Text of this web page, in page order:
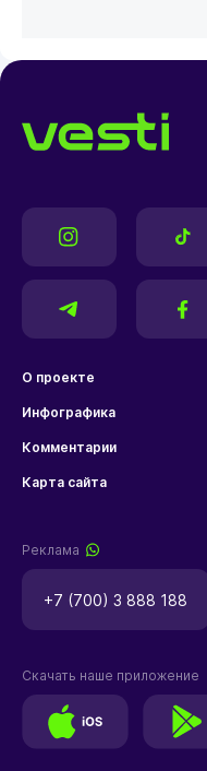
О проекте
Инфографика
Комментарии
Карта сайта
Реклама
+7 (700) 3 888 188
Скачать наше приложение